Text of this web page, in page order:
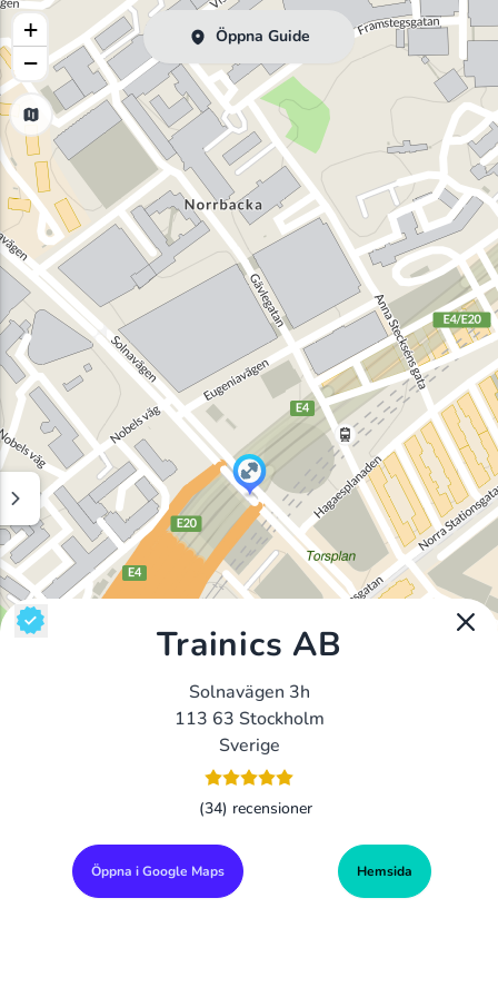
Öppna Guide
+
−
Trainics AB
Solnavägen 3h
113 63 Stockholm
Sverige
(34) recensioner
Öppna i Google Maps Hemsida